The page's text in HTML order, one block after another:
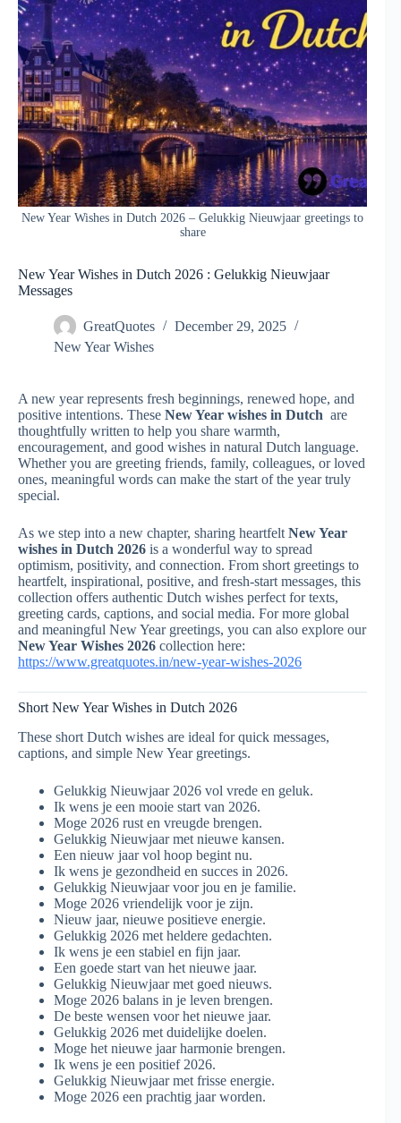
New Year Wishes in Dutch 2026 – Gelukkig Nieuwjaar greetings to
share
New Year Wishes in Dutch 2026 : Gelukkig Nieuwjaar
Messages
GreatQuotes
December 29, 2025
New Year Wishes
A new year represents fresh beginnings, renewed hope, and
positive intentions. These New Year wishes in Dutch are
thoughtfully written to help you share warmth,
encouragement, and good wishes in natural Dutch language.
Whether you are greeting friends, family, colleagues, or loved
ones, meaningful words can make the start of the year truly
special.
As we step into a new chapter, sharing heartfelt New Year
wishes in Dutch 2026 is a wonderful way to spread
optimism, positivity, and connection. From short greetings to
heartfelt, inspirational, positive, and fresh-start messages, this
collection offers authentic Dutch wishes perfect for texts,
greeting cards, captions, and social media. For more global
and meaningful New Year greetings, you can also explore our
New Year Wishes 2026 collection here:
https://www.greatquotes.in/new-year-wishes-2026
Short New Year Wishes in Dutch 2026
These short Dutch wishes are ideal for quick messages,
captions, and simple New Year greetings.
Gelukkig Nieuwjaar 2026 vol vrede en geluk.
Ik wens je een mooie start van 2026.
Moge 2026 rust en vreugde brengen.
Gelukkig Nieuwjaar met nieuwe kansen.
Een nieuw jaar vol hoop begint nu.
Ik wens je gezondheid en succes in 2026.
Gelukkig Nieuwjaar voor jou en je familie.
Moge 2026 vriendelijk voor je zijn.
Nieuw jaar, nieuwe positieve energie.
Gelukkig 2026 met heldere gedachten.
Ik wens je een stabiel en fijn jaar.
Een goede start van het nieuwe jaar.
Gelukkig Nieuwjaar met goed nieuws.
Moge 2026 balans in je leven brengen.
De beste wensen voor het nieuwe jaar.
Gelukkig 2026 met duidelijke doelen.
Moge het nieuwe jaar harmonie brengen.
Ik wens je een positief 2026.
Gelukkig Nieuwjaar met frisse energie.
Moge 2026 een prachtig jaar worden.